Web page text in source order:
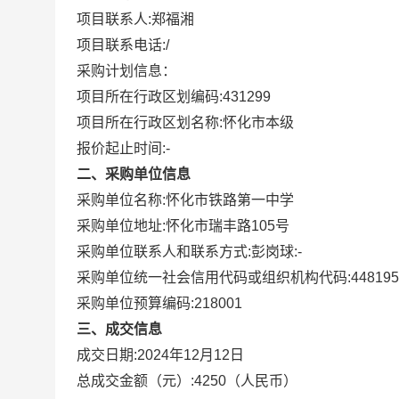
项目联系人:郑福湘
项目联系电话:/
采购计划信息：
项目所在行政区划编码:431299
项目所在行政区划名称:怀化市本级
报价起止时间:-
二、采购单位信息
采购单位名称:怀化市铁路第一中学
采购单位地址:怀化市瑞丰路105号
采购单位联系人和联系方式:彭岗球:-
采购单位统一社会信用代码或组织机构代码:
采购单位预算编码:218001
三、成交信息
成交日期:2024年12月12日
总成交金额（元）:4250 （人民币）